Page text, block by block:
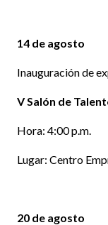
14 de agosto
Inauguración de
V Salón de
Hora: 4:00 p.m.
Lugar: Centro
20 de agosto